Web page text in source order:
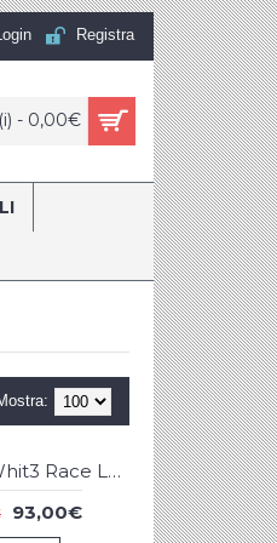
Registra
- 0,00€
-15Shift 2020 Whit3 Race Label Black Flo Yellow Combo
93,00€